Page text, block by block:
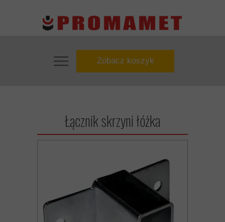
Zobacz koszyk
Łącznik skrzyni łóżka